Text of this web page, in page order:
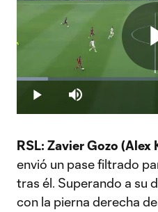
Play Mute
Loaded:
11.24%
RSL: Zavier Gozo (Alex
envió un pase filtrado
tras él. Superando a su
con la pierna derecha